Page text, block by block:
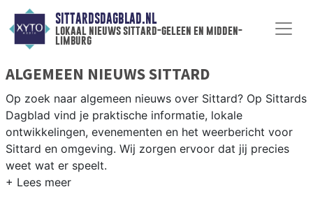
SITTARDSDAGBLAD.NL
lokaal nieuws sittard-geleen en midden-
limburg
ALGEMEEN NIEUWS SITTARD
Op zoek naar algemeen nieuws over Sittard? Op Sittards
Dagblad vind je praktische informatie, lokale
ontwikkelingen, evenementen en het weerbericht voor
Sittard en omgeving. Wij zorgen ervoor dat jij precies
weet wat er speelt.